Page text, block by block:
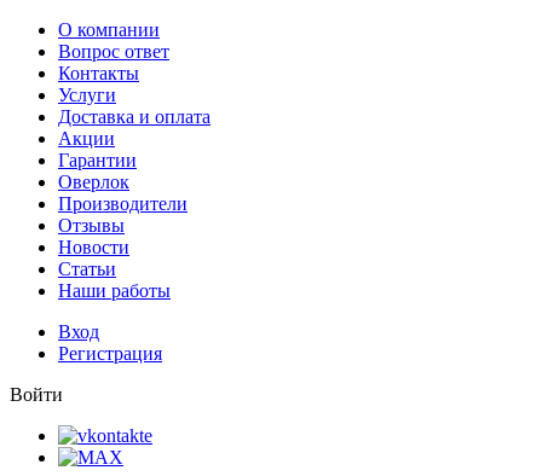
О компании
Вопрос ответ
Контакты
Услуги
Доставка и оплата
Акции
Гарантии
Оверлок
Производители
Отзывы
Новости
Статьи
Наши работы
Вход
Регистрация
Войти